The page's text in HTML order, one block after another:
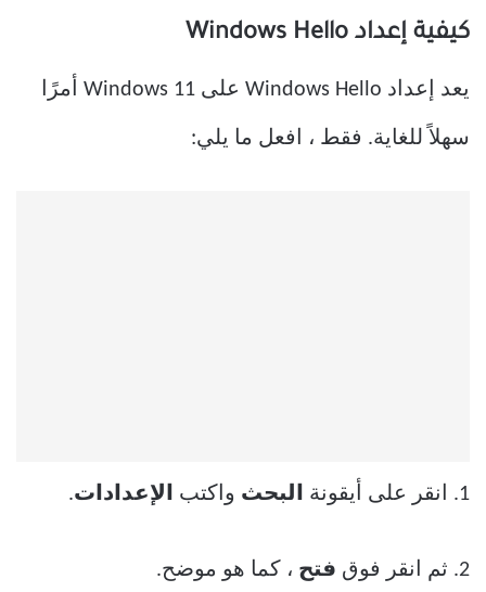
كيفية إعداد Windows Hello
يعد إعداد Windows Hello على Windows 11 أمرًا
سهلاً للغاية. فقط ، افعل ما يلي:
1. انقر على أيقونة البحث واكتب الإعدادات.
2. ثم انقر فوق فتح ، كما هو موضح.